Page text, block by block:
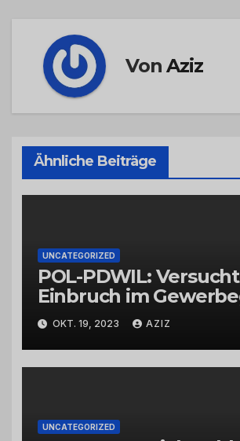
VonAziz
Ähnliche Beiträge
UNCATEGORIZED
POL-PDWIL:
Einbruch im
Wittlich
OKT. 19, 2023 AZIZ
UNCATEGORIZED